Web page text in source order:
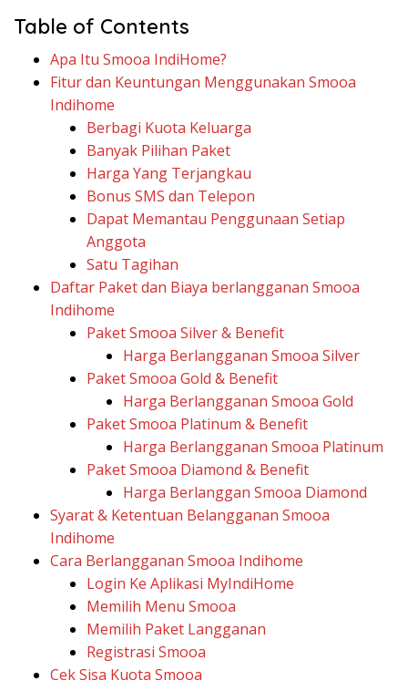
Table of Contents
Apa Itu Smooa IndiHome?
Fitur dan Keuntungan Menggunakan Smooa
Indihome
Berbagi Kuota Keluarga
Banyak Pilihan Paket
Harga Yang Terjangkau
Bonus SMS dan Telepon
Dapat Memantau Penggunaan Setiap
Anggota
Satu Tagihan
Daftar Paket dan Biaya berlangganan Smooa
Indihome
Paket Smooa Silver & Benefit
Harga Berlangganan Smooa Silver
Paket Smooa Gold & Benefit
Harga Berlangganan Smooa Gold
Paket Smooa Platinum & Benefit
Harga Berlangganan Smooa Platinum
Paket Smooa Diamond & Benefit
Harga Berlanggan Smooa Diamond
Syarat & Ketentuan Belangganan Smooa
Indihome
Cara Berlangganan Smooa Indihome
Login Ke Aplikasi MyIndiHome
Memilih Menu Smooa
Memilih Paket Langganan
Registrasi Smooa
Cek Sisa Kuota Smooa